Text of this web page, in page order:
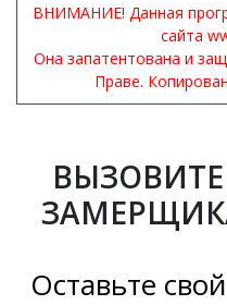
ВНИМАНИЕ! Данная
сайта
Она запатентована и
Праве.
Оставьте